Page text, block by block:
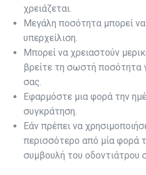
χρειάζεται.
Μεγάλη ποσότητα μπορεί
υπερχείλιση.
Μπορεί να χρειαστούν
βρείτε τη σωστή ποσότητα
σας.
Εφαρμόστε μια φορά την
συγκράτηση.
Εάν πρέπει να
περισσότερο από μία φορά
συμβουλή του οδοντιάτρου